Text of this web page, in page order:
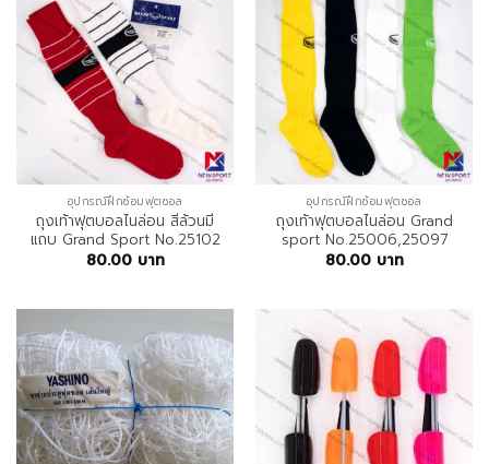
อุปกรณ์ฝึกซ้อมฟุตซอล
ถุงเท้าฟุตบอลไนล่อน สีล้วนมี
แถบ Grand Sport No.25102
80.00 บาท
อุปกรณ์ฝึกซ้อมฟุตซอล
ถุงเท้าฟุตบอลไนล่อน Grand
sport No.25006,25097
80.00 บาท